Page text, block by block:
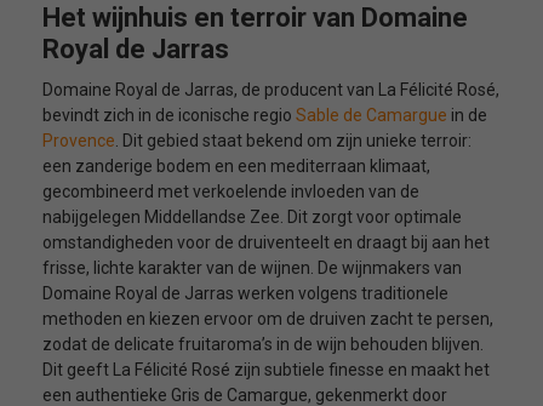
Het wijnhuis en terroir van Domaine
Royal de Jarras
Domaine Royal de Jarras, de producent van La Félicité Rosé,
bevindt zich in de iconische regio Sable de Camargue in de
Provence . Dit gebied staat bekend om zijn unieke terroir:
een zanderige bodem en een mediterraan klimaat,
gecombineerd met verkoelende invloeden van de
nabijgelegen Middellandse Zee. Dit zorgt voor optimale
omstandigheden voor de druiventeelt en draagt bij aan het
frisse, lichte karakter van de wijnen. De wijnmakers van
Domaine Royal de Jarras werken volgens traditionele
methoden en kiezen ervoor om de druiven zacht te persen,
zodat de delicate fruitaroma’s in de wijn behouden blijven.
Dit geeft La Félicité Rosé zijn subtiele finesse en maakt het
een authentieke Gris de Camargue, gekenmerkt door